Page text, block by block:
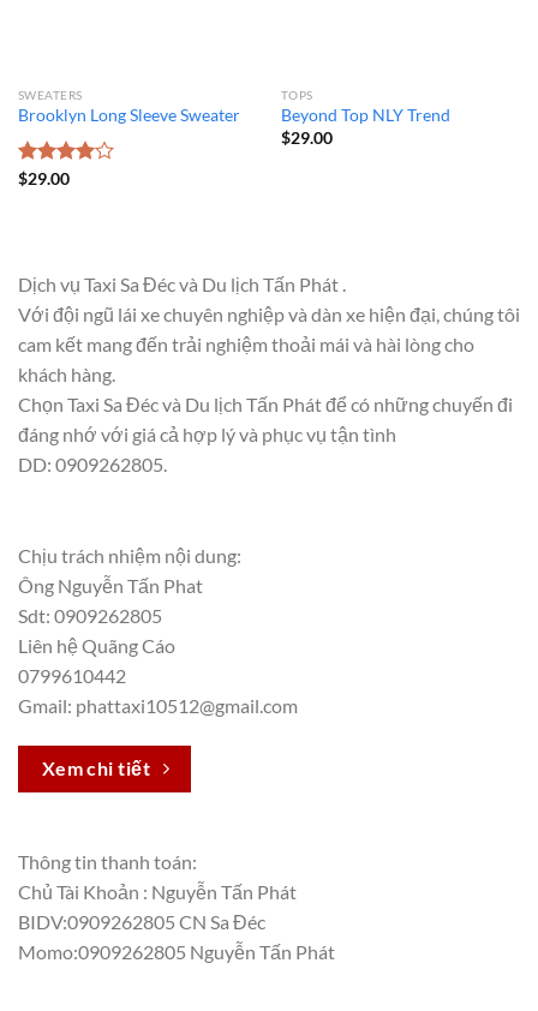
SWEATERS
Brooklyn Long Sleeve Sweater
Được
$29.00
TOPS
Beyond Top NLY Trend
$29.00
Dịch vụ Taxi Sa Đéc và Du lịch Tấn Phát .
Với đội ngũ lái xe chuyên nghiệp và dàn xe hiện đại, chúng tôi
cam kết mang đến trải nghiệm thoải mái và hài lòng cho
khách hàng.
Chọn Taxi Sa Đéc và Du lịch Tấn Phát để có những chuyến đi
đáng nhớ với giá cả hợp lý và phục vụ tận tình
DD: 0909262805.
Chịu trách nhiệm nội dung:
Ông Nguyễn Tấn Phat
Sdt: 0909262805
Liên hệ Quãng Cáo
0799610442
Gmail: phattaxi10512@gmail.com
Xem chi tiết
Thông tin thanh toán:
Chủ Tài Khoản : Nguyễn Tấn Phát
BIDV:0909262805 CN Sa Đéc
Momo:0909262805 Nguyễn Tấn Phát